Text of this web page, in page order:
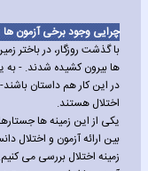
چرایی وجود برخی آزمون ها
با گذشت روزگار، در باختر
ها بیرون کشیده شدند. - به
در این کار هم داستان
اختلال هستند.
یکی از این زمینه ها
بین ارائه آزمون و اختلال
زمینه اختلال بررسی می کنیم.